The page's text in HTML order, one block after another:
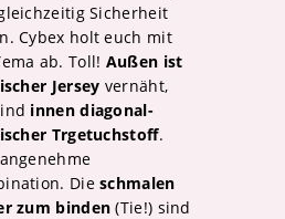
Sicherheit
Cybex holt euch mit
ab. Toll! Außen ist
Jersey vernäht,
innen diagonal-
Trgetuchstoff.
Dieschmalen
zum binden (Tie!) sind